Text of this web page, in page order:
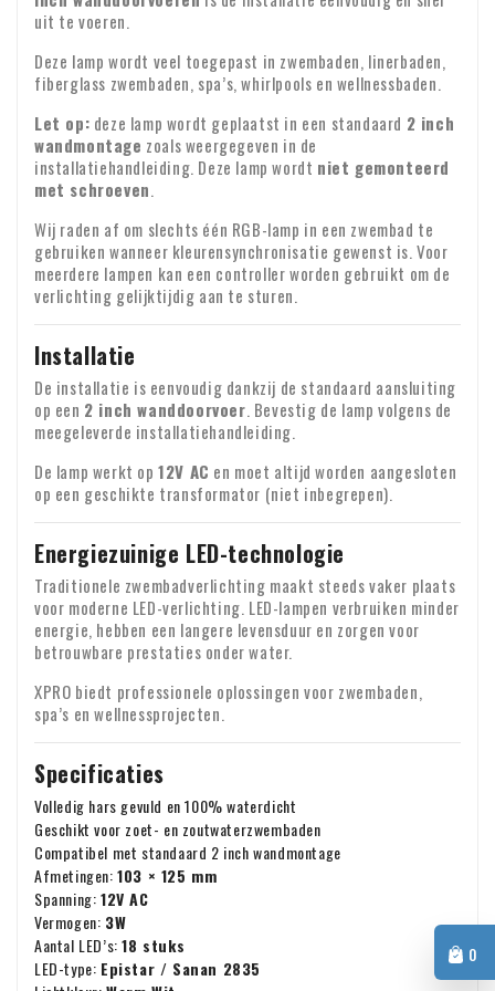
0
waarvan de consument de verzegeling heeft verbroken.
Garantie : Op al onze producten geven wij twee jaar garantie
Identiteit ondernemen
plaats op de eerstvolgende werkdag tussen 9:00 en 18:00
niet garanderen.
Controle bij ontvangst
Controleer direct na ontvangst de inhoud van uw pakket.
Ontbreken er onderdelen of zijn producten beschadigd
aangekomen? Stuur ons dan meteen een e-mail met uw
bestelnummer en eventuele foto's van de schade.
BTW-verlegging voor zakelijke klanten
Bestelt u vanuit Europa voor zakelijke doeleinden? Dan is
het mogelijk om de BTW te verleggen. In dat geval rekenen
wij geen BTW over de factuur. Uw BTW-nummer wordt
Neem dan even contact met ons op.
Voor vragen over verzending of andere zaken kunt u altijd
vrijblijvend contact opnemen via e-mail:
uit te voeren.
Deze lamp wordt veel toegepast in zwembaden, linerbaden,
fiberglass zwembaden, spa’s, whirlpools en wellnessbaden.
Let op: deze lamp wordt geplaatst in een standaard 2 inch
wandmontage zoals weergegeven in de
installatiehandleiding. Deze lamp wordt niet gemonteerd
met schroeven.
Wij raden af om slechts één RGB-lamp in een zwembad te
gebruiken wanneer kleurensynchronisatie gewenst is. Voor
meerdere lampen kan een controller worden gebruikt om de
verlichting gelijktijdig aan te sturen.
Installatie
De installatie is eenvoudig dankzij de standaard aansluiting
op een 2 inch wanddoorvoer. Bevestig de lamp volgens de
meegeleverde installatiehandleiding.
De lamp werkt op12V AC en moet altijd worden aangesloten
op een geschikte transformator (niet inbegrepen).
Energiezuinige LED-technologie
Traditionele zwembadverlichting maakt steeds vaker plaats
voor moderne LED-verlichting. LED-lampen verbruiken minder
energie, hebben een langere levensduur en zorgen voor
betrouwbare prestaties onder water.
XPRO biedt professionele oplossingen voor zwembaden,
spa’s en wellnessprojecten.
Specificaties
Volledig hars gevuld en 100% waterdicht
Geschikt voor zoet- en zoutwaterzwembaden
Compatibel met standaard 2 inch wandmontage
Afmetingen:103 × 125 mm
Spanning:12V AC
Vermogen: 3W
Aantal LED’s:18 stuks
LED-type: Epistar / Sanan 2835